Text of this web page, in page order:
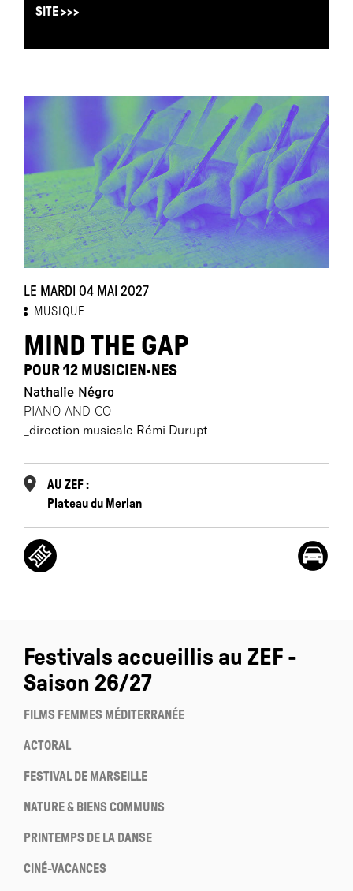
SITE >>>
LE MARDI 04 MAI 2027
MUSIQUE
MIND THE GAP
POUR 12 MUSICIEN·NES
Nathalie Négro
PIANO AND CO
_direction musicale Rémi Durupt
AU ZEF :
Plateau du Merlan
Festivals accueillis au ZEF -
Saison 26/27
FILMS FEMMES MÉDITERRANÉE
ACTORAL
FESTIVAL DE MARSEILLE
NATURE & BIENS COMMUNS
PRINTEMPS DE LA DANSE
CINÉ-VACANCES